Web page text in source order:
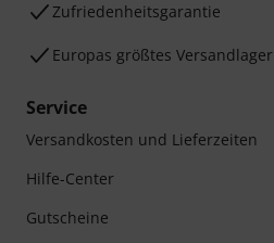
Zufriedenheitsgarantie
Europas größtes Versandlager
Service
Versandkosten und Lieferzeiten
Hilfe-Center
Gutscheine